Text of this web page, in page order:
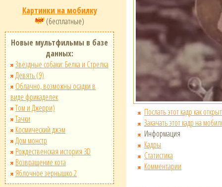
Картинки на мобилку
(бесплатные)
Новые мультфильмы в базе
данных:
Звёздные собаки: Белка и Стрелка
Девять (9)
Облачно, возможны осадки в
виде фрикаделек
Том и Джерри)
Тачки
Космический джэм
Дом монстр
Рождественская история 3D
Возвращение кота
Яблочное зернышко 2
Послать этот кадр как
Закачать этот кадр на
Информация
Кадры
Статистика
Комментарии